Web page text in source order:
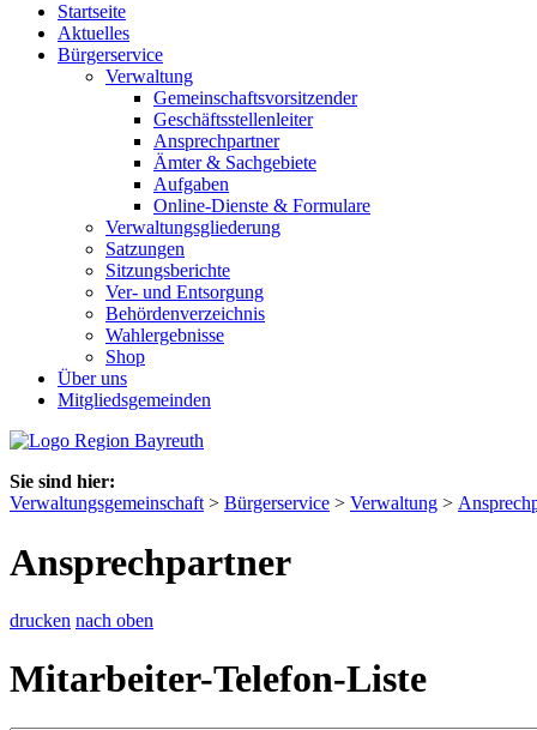
Startseite
Aktuelles
Bürgerservice
Verwaltung
Gemeinschaftsvorsitzender
Geschäftsstellenleiter
Ansprechpartner
Ämter & Sachgebiete
Aufgaben
Online-Dienste & Formulare
Verwaltungsgliederung
Satzungen
Sitzungsberichte
Ver- und Entsorgung
Behördenverzeichnis
Wahlergebnisse
Shop
Über uns
Mitgliedsgemeinden
Sie sind hier:
Verwaltungsgemeinschaft > Bürgerservice > Verwaltung >
Ansprechpartner
drucken nach oben
Mitarbeiter-Telefon-Liste